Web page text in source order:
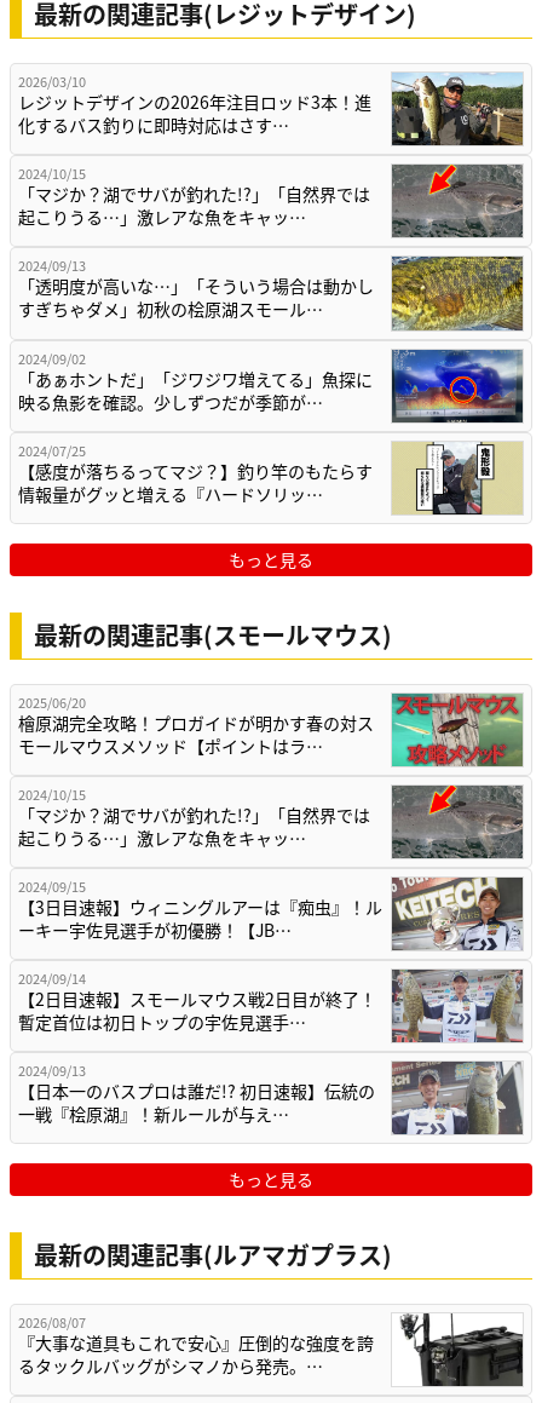
最新の関連記事(レジットデザイン)
2026/03/10
レジットデザインの2026年注目ロッド3本！進
化するバス釣りに即時対応はさす…
2024/10/15
「マジか？湖でサバが釣れた!?」「自然界では
起こりうる…」激レアな魚をキャッ…
2024/09/13
「透明度が高いな…」「そういう場合は動かし
すぎちゃダメ」初秋の桧原湖スモール…
2024/09/02
「あぁホントだ」「ジワジワ増えてる」魚探に
映る魚影を確認。少しずつだが季節が…
2024/07/25
【感度が落ちるってマジ？】釣り竿のもたらす
情報量がグッと増える『ハードソリッ…
もっと見る
最新の関連記事(スモールマウス)
2025/06/20
檜原湖完全攻略！プロガイドが明かす春の対ス
モールマウスメソッド【ポイントはラ…
2024/10/15
「マジか？湖でサバが釣れた!?」「自然界では
起こりうる…」激レアな魚をキャッ…
2024/09/15
【3日目速報】ウィニングルアーは『痴虫』！ル
ーキー宇佐見選手が初優勝！【JB…
2024/09/14
【2日目速報】スモールマウス戦2日目が終了！
暫定首位は初日トップの宇佐見選手…
2024/09/13
【日本一のバスプロは誰だ!? 初日速報】伝統の
一戦『桧原湖』！新ルールが与え…
もっと見る
最新の関連記事(ルアマガプラス)
2026/08/07
『大事な道具もこれで安心』圧倒的な強度を誇
るタックルバッグがシマノから発売。…